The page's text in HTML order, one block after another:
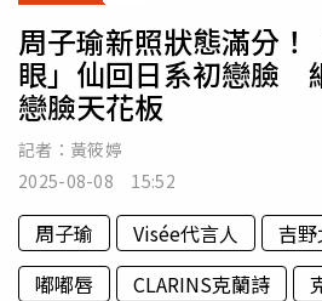
周子瑜新照狀態滿分！
眼」仙回日系初戀臉
戀臉天花板
記者： 黃筱婷
2025-08-08 15:52
周子瑜 Visée代言人 吉野
嘟嘟唇
CLARINS克蘭詩